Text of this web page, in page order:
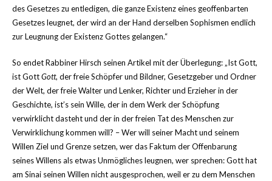
des Gesetzes zu entledigen, die ganze Existenz eines geoffenbarten
Gesetzes leugnet, der wird an der Hand derselben Sophismen endlich
zur Leugnung der Existenz Gottes gelangen.“
So endet Rabbiner Hirsch seinen Artikel mit der Überlegung: „Ist Gott,
ist GottGott, der freie Schöpfer und Bildner, Gesetzgeber und Ordner
der Welt, der freie Walter und Lenker, Richter und Erzieher in der
Geschichte, ist’s sein Wille, der in dem Werk der Schöpfung
verwirklicht dasteht und der in der freien Tat des Menschen zur
Verwirklichung kommen will? – Wer will seiner Macht und seinem
Willen Ziel und Grenze setzen, wer das Faktum der Offenbarung
seines Willens als etwas Unmögliches leugnen, wer sprechen: Gott hat
am Sinai seinen Willen nicht ausgesprochen, weil er zu dem Menschen